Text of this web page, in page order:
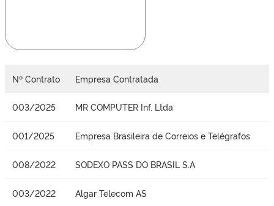
Nº Contrato Empresa Contratada
003/2025 MR COMPUTER Inf. Ltda
001/2025 Empresa Brasileira de Correios e Telégrafos
008/2022 SODEXO PASS DO BRASIL S.A
003/2022 Algar Telecom AS